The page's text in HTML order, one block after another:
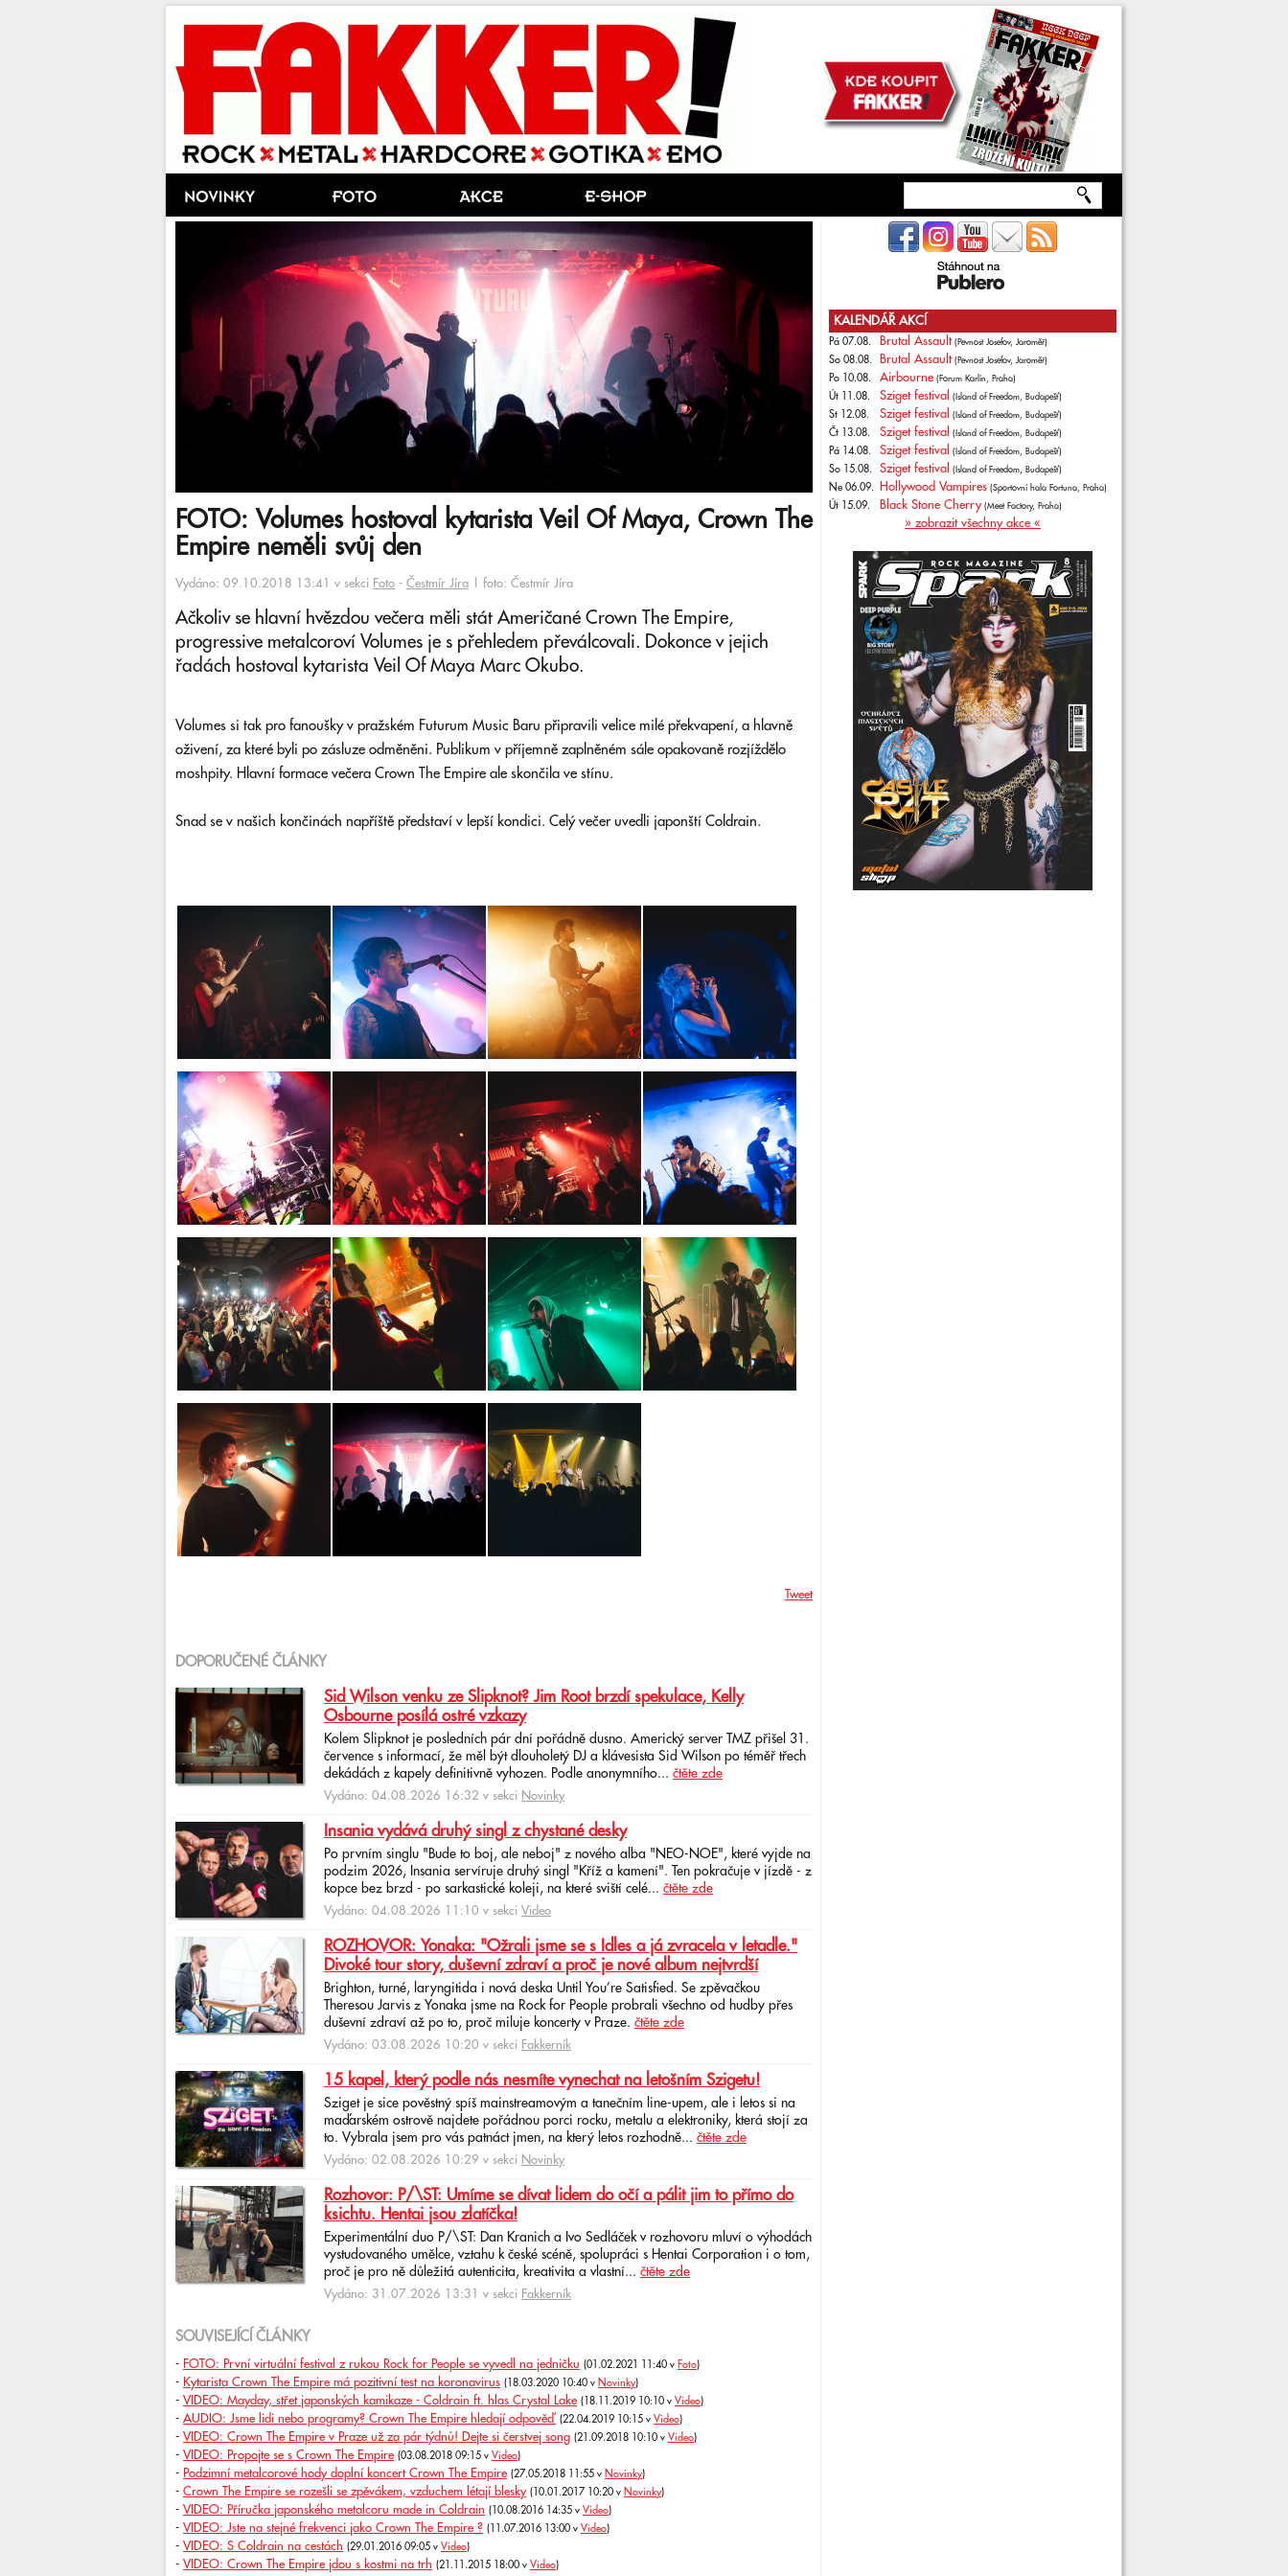
FOTO: Volumes hostoval kytarista Veil Of Maya, Crown The
Empire neměli svůj den
Vydáno: 09.10.2018 13:41 v sekci Foto - Čestmír Jíra | foto: Čestmír Jíra
Ačkoliv se hlavní hvězdou večera měli stát Američané Crown The Empire,
progressive metalcoroví Volumes je s přehledem převálcovali. Dokonce v jejich
řadách hostoval kytarista Veil Of Maya Marc Okubo.
Volumes si tak pro fanoušky v pražském Futurum Music Baru připravili velice milé překvapení, a hlavně
oživení, za které byli po zásluze odměněni. Publikum v příjemně zaplněném sále opakovaně rozjíždělo
moshpity. Hlavní formace večera Crown The Empire ale skončila ve stínu.
Snad se v našich končinách napříště představí v lepší kondici. Celý večer uvedli japonští Coldrain.
Tweet
DOPORUČENÉ ČLÁNKY
Sid Wilson venku ze Slipknot? Jim Root brzdí spekulace, Kelly
Osbourne posílá ostré vzkazy
Kolem Slipknot je posledních pár dní pořádně dusno. Americký server TMZ přišel 31.
července s informací, že měl být dlouholetý DJ a klávesista Sid Wilson po téměř třech
dekádách z kapely definitivně vyhozen. Podle anonymního... čtěte zde
Vydáno: 04.08.2026 16:32 v sekci Novinky
Insania vydává druhý singl z chystané desky
Po prvním singlu "Bude to boj, ale neboj" z nového alba "NEO-NOE", které vyjde na
podzim 2026, Insania servíruje druhý singl "Kříž a kamení". Ten pokračuje v jízdě - z
kopce bez brzd - po sarkastické koleji, na které sviští celé... čtěte zde
Vydáno: 04.08.2026 11:10 v sekci Video
ROZHOVOR: Yonaka: "Ožrali jsme se s Idles a já zvracela v letadle."
Divoké tour story, duševní zdraví a proč je nové album nejtvrdší
Brighton, turné, laryngitida i nová deska Until You’re Satisfied. Se zpěvačkou
Theresou Jarvis z Yonaka jsme na Rock for People probrali všechno od hudby přes
duševní zdraví až po to, proč miluje koncerty v Praze. čtěte zde
Vydáno: 03.08.2026 10:20 v sekci Fakkerník
15 kapel, který podle nás nesmíte vynechat na letošním Szigetu!
Sziget je sice pověstný spíš mainstreamovým a tanečním line-upem, ale i letos si na
maďarském ostrově najdete pořádnou porci rocku, metalu a elektroniky, která stojí za
to. Vybrala jsem pro vás patnáct jmen, na který letos rozhodně... čtěte zde
Vydáno: 02.08.2026 10:29 v sekci Novinky
Rozhovor: P/\ST: Umíme se dívat lidem do očí a pálit jim to přímo do
ksichtu. Hentai jsou zlatíčka!
Experimentální duo P/\ST: Dan Kranich a Ivo Sedláček v rozhovoru mluví o výhodách
vystudovaného umělce, vztahu k české scéně, spolupráci s Hentai Corporation i o tom,
proč je pro ně důležitá autenticita, kreativita a vlastní... čtěte zde
Vydáno: 31.07.2026 13:31 v sekci Fakkerník
SOUVISEJÍCÍ ČLÁNKY
- FOTO: První virtuální festival z rukou Rock for People se vyvedl na jedničku (01.02.2021 11:40 v Foto)
- Kytarista Crown The Empire má pozitivní test na koronavirus (18.03.2020 10:40 v Novinky)
- VIDEO: Mayday, střet japonských kamikaze - Coldrain ft. hlas Crystal Lake (18.11.2019 10:10 v Video)
- AUDIO: Jsme lidi nebo programy? Crown The Empire hledají odpověď (22.04.2019 10:15 v Video)
- VIDEO: Crown The Empire v Praze už za pár týdnů! Dejte si čerstvej song (21.09.2018 10:10 v Video)
- VIDEO: Propojte se s Crown The Empire (03.08.2018 09:15 v Video)
- Podzimní metalcorové hody doplní koncert Crown The Empire (27.05.2018 11:55 v Novinky)
- Crown The Empire se rozešli se zpěvákem, vzduchem létají blesky (10.01.2017 10:20 v Novinky)
- VIDEO: Příručka japonského metalcoru made in Coldrain (10.08.2016 14:35 v Video)
- VIDEO: Jste na stejné frekvenci jako Crown The Empire ? (11.07.2016 13:00 v Video)
- VIDEO: S Coldrain na cestách (29.01.2016 09:05 v Video)
- VIDEO: Crown The Empire jdou s kostmi na trh (21.11.2015 18:00 v Video)
KALENDÁŘ AKCÍ
Pá 07.08. Brutal Assault (Pevnost Josefov, Jaroměř)
So 08.08. Brutal Assault (Pevnost Josefov, Jaroměř)
Po 10.08. Airbourne (Forum Karlín, Praha)
Út 11.08. Sziget festival (Island of Freedom, Budapešť)
St 12.08. Sziget festival (Island of Freedom, Budapešť)
Čt 13.08. Sziget festival (Island of Freedom, Budapešť)
Pá 14.08. Sziget festival (Island of Freedom, Budapešť)
So 15.08. Sziget festival (Island of Freedom, Budapešť)
Ne 06.09. Hollywood Vampires (Sportovní hala Fortuna, Praha)
Út 15.09. Black Stone Cherry (Meet Factory, Praha)
» zobrazit všechny akce «